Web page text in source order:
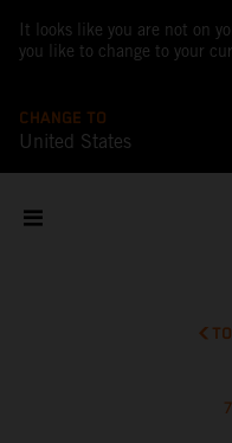
It looks like you are not on
you like to change to your
CHANGE TO
United States